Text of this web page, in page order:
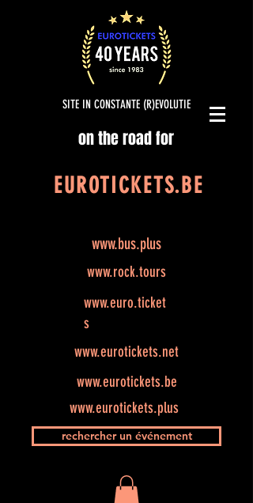
SITE IN CONSTANTE (R)EVOLUTIE
on the road for
EUROTICKETS.BE
www.bus.plus
www.rock.tours
www.euro.ticket
s
www.eurotickets.net
www.eurotickets.be
www.eurotickets.plus
rechercher un événement